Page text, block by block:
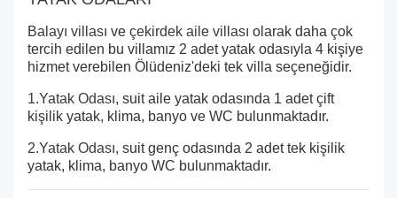
Balayı villası ve çekirdek aile villası olarak daha çok
tercih edilen bu villamız 2 adet yatak odasıyla 4 kişiye
hizmet verebilen Ölüdeniz'deki tek villa seçeneğidir.
1.Yatak Odası, suit aile yatak odasında 1 adet çift
kişilik yatak, klima, banyo ve WC bulunmaktadır.
2.Yatak Odası, suit genç odasında 2 adet tek kişilik
yatak, klima, banyo WC bulunmaktadır.